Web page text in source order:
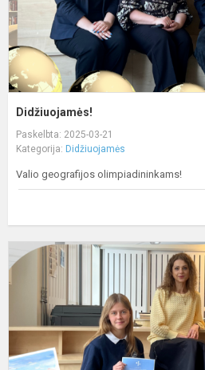
Didžiuojamės!
Paskelbta: 2025-03-21
Kategorija: Didžiuojamės
Valio geografijos olimpiadininkams!